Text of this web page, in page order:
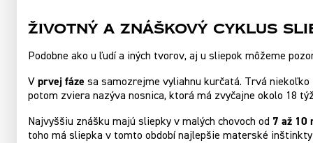
Životný a znáškový cyklus
Podobne ako u ľudí a iných tvorov, aj u sliepok môžeme
V prvej fáze sa samozrejme vyliahnu kurčatá. Trvá
potom zviera nazýva nosnica, ktorá má zvyčajne okolo 18
Najvyššiu znášku majú sliepky v malých chovoch od 7 až 10
toho má sliepka v tomto období najlepšie materské